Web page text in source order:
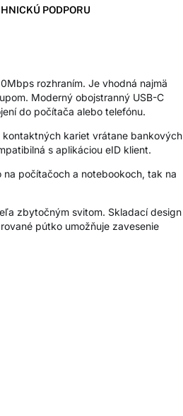
PODPORU
rozhraním. Je vhodná najmä
Moderný obojstranný USB-C
do počítača alebo telefónu.
kariet vrátane bankových
s aplikáciou eID klient.
na počítačoch a notebookoch, tak na
zbytočným svitom. Skladací design
pútko umožňuje zavesenie